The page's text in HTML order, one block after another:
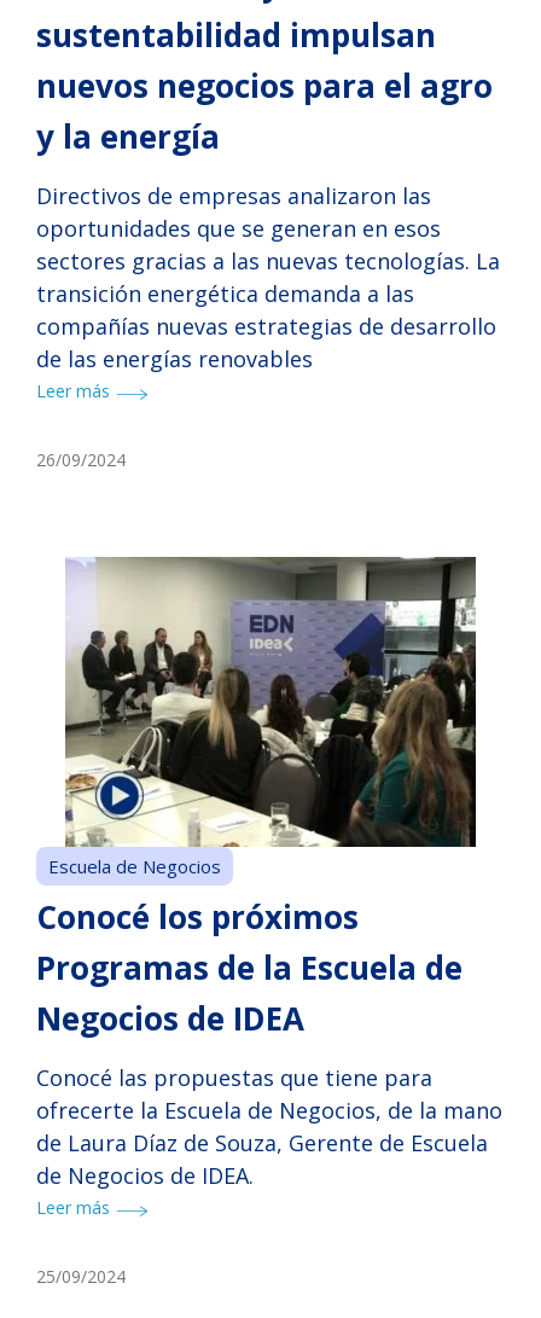
sustentabilidad impulsan
nuevos negocios para el agro
y la energía
Directivos de empresas analizaron las
oportunidades que se generan en esos
sectores gracias a las nuevas tecnologías. La
transición energética demanda a las
compañías nuevas estrategias de desarrollo
de las energías renovables
Leer más
26/09/2024
Escuela de Negocios
Conocé los próximos
Programas de la Escuela de
Negocios de IDEA
Conocé las propuestas que tiene para
ofrecerte la Escuela de Negocios, de la mano
de Laura Díaz de Souza, Gerente de Escuela
de Negocios de IDEA.
Leer más
25/09/2024